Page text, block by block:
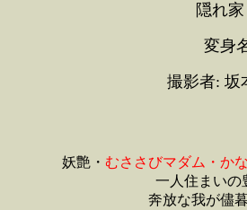
隠れ
変身
撮影者:
妖艶・ むささびマダム・か
一人住まいの
奔放な我が儘